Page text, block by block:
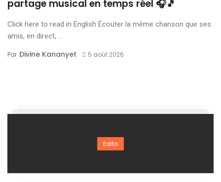
partage musical en temps réel 🎧🎵
Click here to read in English Écouter la même chanson que ses
amis, en direct, ...
Par Divine Kananyet 5 août 2026
Edito